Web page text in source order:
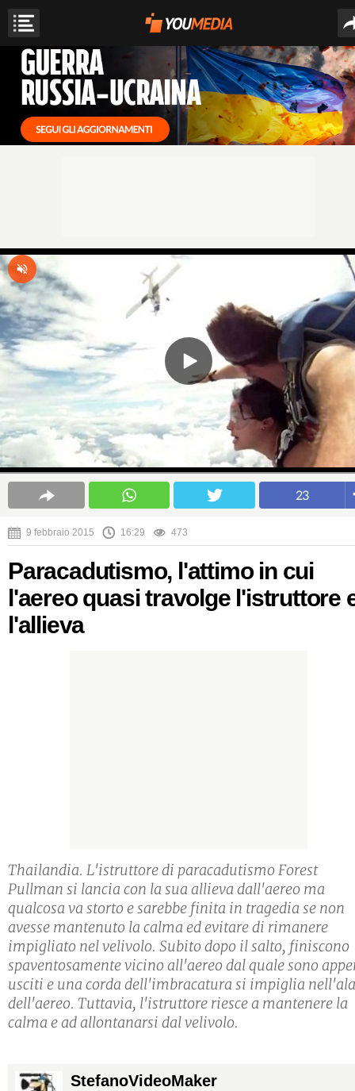
23
9 febbraio 2015 16:29 473
Paracadutismo, l'attimo in cui
l'aereo quasi travolge l'istruttore
l'allieva
Thailandia. L'istruttore di paracadutismo Forest
Pullman si lancia con la sua allieva dall'aereo ma
qualcosa va storto e sarebbe finita in tragedia se non
avesse mantenuto la calma ed evitare di rimanere
impigliato nel velivolo. Subito dopo il salto, finiscono
spaventosamente vicino all'aereo dal quale sono
usciti e una corda dell'imbracatura si impiglia nell'ala
dell'aereo. Tuttavia, l'istruttore riesce a mantenere la
calma e ad allontanarsi dal velivolo.
StefanoVideoMaker